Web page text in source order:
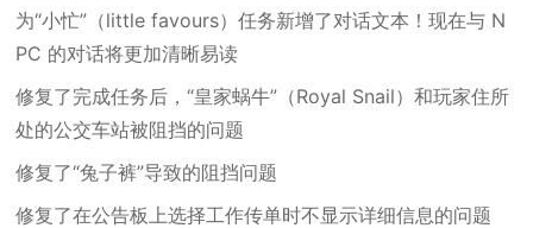
为“小忙”（little favours）任务新增了对话文本！现在与 N
PC 的对话将更加清晰易读
修复了完成任务后，“皇家蜗牛”（Royal Snail）和玩家住所
处的公交车站被阻挡的问题
修复了“兔子裤”导致的阻挡问题
修复了在公告板上选择工作传单时不显示详细信息的问题